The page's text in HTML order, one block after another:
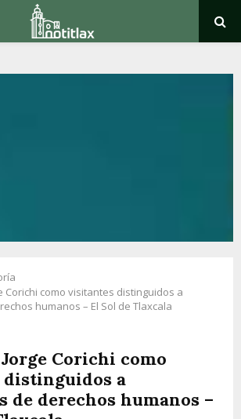
Corichi como visitantes distinguidos a
humanos – El Sol de Tlaxcala
Corichi como
a
de derechos humanos –